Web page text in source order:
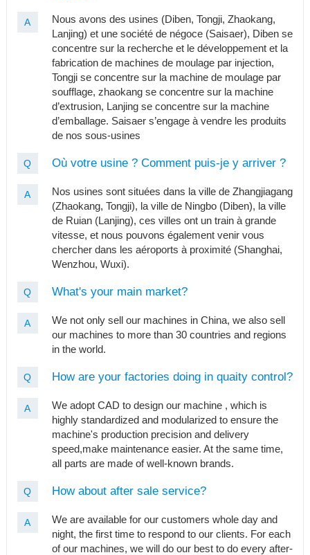
A
Nous avons des usines (Diben, Tongji, Zhaokang,
Lanjing) et une société de négoce (Saisaer), Diben se
concentre sur la recherche et le développement et la
fabrication de machines de moulage par injection,
Tongji se concentre sur la machine de moulage par
soufflage, zhaokang se concentre sur la machine
d’extrusion, Lanjing se concentre sur la machine
d’emballage. Saisaer s’engage à vendre les produits
de nos sous-usines
Q Où votre usine ? Comment puis-je y arriver ?
A
Nos usines sont situées dans la ville de Zhangjiagang
(Zhaokang, Tongji), la ville de Ningbo (Diben), la ville
de Ruian (Lanjing), ces villes ont un train à grande
vitesse, et nous pouvons également venir vous
chercher dans les aéroports à proximité (Shanghai,
Wenzhou, Wuxi).
Q What's your main market?
A
We not only sell our machines in China, we also sell
our machines to more than 30 countries and regions
in the world.
Q How are your factories doing in quaity control?
A
We adopt CAD to design our machine , which is
highly standardized and modularized to ensure the
machine's production precision and delivery
speed,make maintenance easier. At the same time,
all parts are made of well-known brands.
Q How about after sale service?
A
We are available for our customers whole day and
night, the first time to respond to our clients. For each
of our machines, we will do our best to do every after-